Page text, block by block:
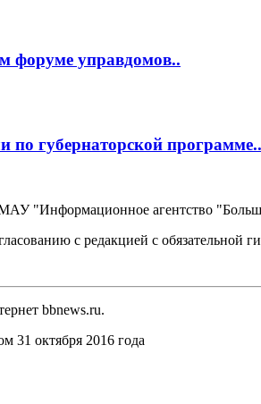
форуме управдомов..
губернаторской программе..
"Информационное агентство
с редакцией с обязательной
bbnews.ru.
31 октября 2016 года